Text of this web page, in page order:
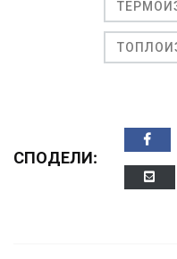
СПОДЕЛИ: